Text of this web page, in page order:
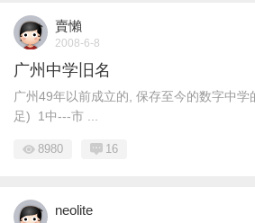
賣懶
2008-6-8
广州中学旧名
广州49年以前成立的, 保存至今的数字中
足) 1中---市 ...
8980 16
neolite